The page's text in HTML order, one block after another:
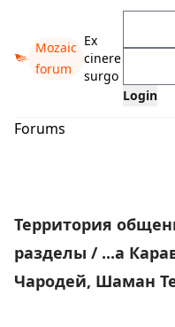
Mozaic
forum
Ex
cinere
surgo
Forums
Территория
разделы / ...а
Чародей, Шаман